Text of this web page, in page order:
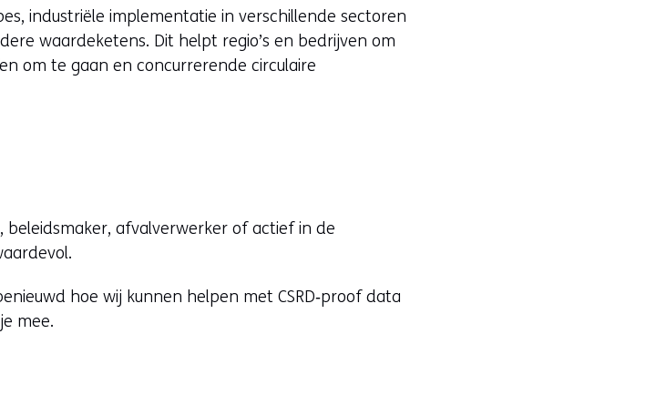
industriële implementatie in verschillende sectoren
waardeketens. Dit helpt regio’s en bedrijven om
om te gaan en concurrerende circulaire
afvalverwerker of actief in de
hoe wij kunnen helpen met CSRD‑proof data
mee.